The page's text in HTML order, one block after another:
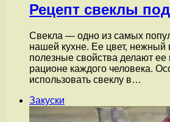
Рецепт свеклы
Свекла — одно из самых
нашей кухне. Ее цвет, нежный
полезные свойства делают
рационе каждого человека.
использовать свеклу в…
Закуски